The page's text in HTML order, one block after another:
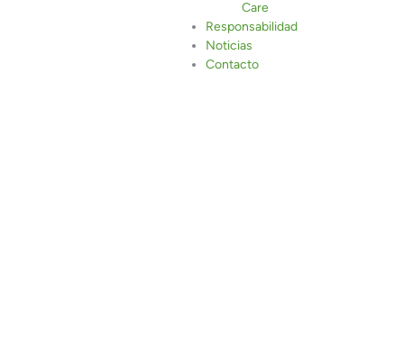
Care
Responsabilidad
Noticias
Contacto